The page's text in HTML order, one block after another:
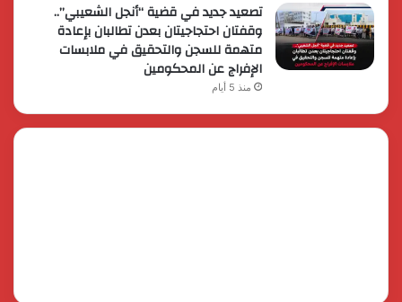
تصعيد جديد في قضية “أنجل الشعيبي”..
وقفتان احتجاجيتان بعدن تطالبان بإعادة
متهمة للسجن والتحقيق في ملابسات
الإفراج عن المحكومين
منذ 5 أيام